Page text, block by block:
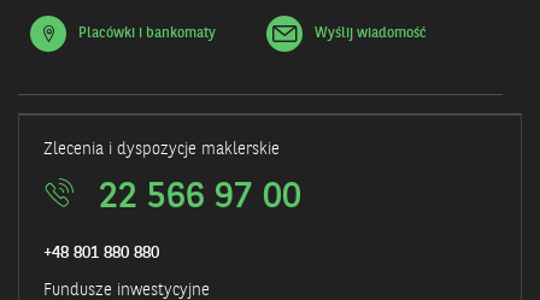
Placówki i bankomaty Wyślij wiadomość
Zlecenia i dyspozycje maklerskie
22 566 97 00
+48 801 880 880
Fundusze inwestycyjne